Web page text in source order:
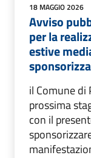
18 MAGGIO 2026
Avviso
per la
estive
il Comune di
prossima
con il